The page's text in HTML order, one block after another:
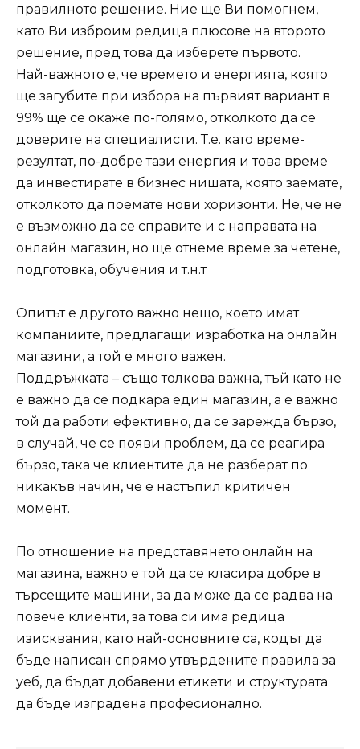
правилното решение. Ние ще Ви помогнем,
като Ви изброим редица плюсове на второто
решение, пред това да изберете първото.
Най-важното е, че времето и енергията, която
ще загубите при избора на първият вариант в
99% ще се окаже по-голямо, отколкото да се
доверите на специалисти. Т.е. като време-
резултат, по-добре тази енергия и това време
да инвестирате в бизнес нишата, която заемате,
отколкото да поемате нови хоризонти. Не, че не
е възможно да се справите и с направата на
онлайн магазин, но ще отнеме време за четене,
подготовка, обучения и т.н.т
Опитът е другото важно нещо, което имат
компаниите, предлагащи изработка на онлайн
магазини, а той е много важен.
Поддръжката – също толкова важна, тъй като не
е важно да се подкара един магазин, а е важно
той да работи ефективно, да се зарежда бързо,
в случай, че се появи проблем, да се реагира
бързо, така че клиентите да не разберат по
никакъв начин, че е настъпил критичен
момент.
По отношение на представянето онлайн на
магазина, важно е той да се класира добре в
търсещите машини, за да може да се радва на
повече клиенти, за това си има редица
изисквания, като най-основните са, кодът да
бъде написан спрямо утвърдените правила за
уеб, да бъдат добавени етикети и структурата
да бъде изградена професионално.